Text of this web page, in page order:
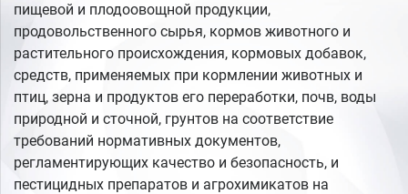
пищевой и плодоовощной продукции,
продовольственного сырья, кормов животного и
растительного происхождения, кормовых добавок,
средств, применяемых при кормлении животных и
птиц, зерна и продуктов его переработки, почв, воды
природной и сточной, грунтов на соответствие
требований нормативных документов,
регламентирующих качество и безопасность, и
пестицидных препаратов и агрохимикатов на